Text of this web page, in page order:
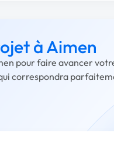
à Aimen
pour faire avancer
correspondra